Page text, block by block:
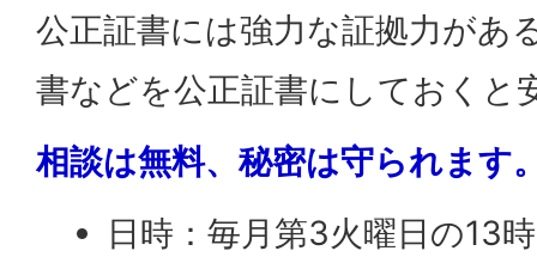
公正証書には強力な証拠力があ
書などを公正証書にしておくと
相談は無料、秘密は守られます
日時：毎月第3火曜日の13